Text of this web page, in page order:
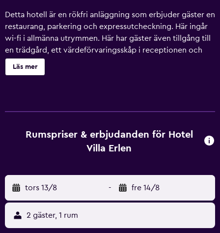
Detta hotell är en rökfri anläggning som erbjuder gäster en
restaurang, parkering och expressutcheckning. Här ingår
wi-fi i allmänna utrymmen. Här har gäster även tillgång till
en trädgård, ett värdeförvaringsskåp i receptionen och
flerspråkig personal. Hotel Villa Erlen erbjuder 28 rum med
hårtork. 81-centimeters LCD-tv med satellitkanaler.
Städning erbjuds dagligen och strykjärn/strykbräda kan
Läs mer
Rumspriser & erbjudanden för Hotel
Villa Erlen
tors 13/8 - fre 14/8
2 gäster, 1 rum